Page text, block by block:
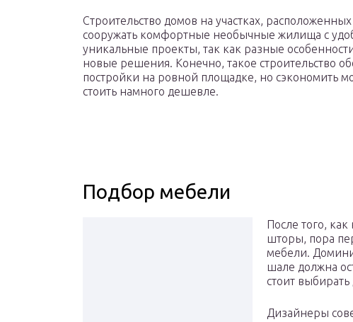
Строительство домов на участках,
сооружать комфортные необычные жилища с
уникальные проекты, так как разные
новые решения. Конечно, такое строительство
постройки на ровной площадке, но сэкономить
стоить намного дешевле.
Подбор мебели
После того,
шторы, пора
мебели.
шале должна
стоит
Дизайнеры